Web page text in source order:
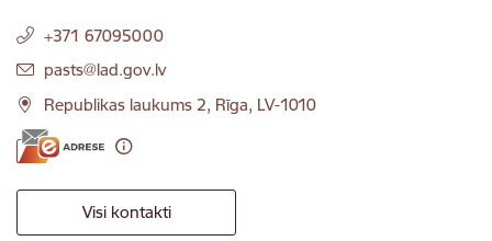
+371 67095000
E-pasts:
pasts@lad.gov.lv
Republikas laukums 2, Rīga, LV-1010
Visi kontakti